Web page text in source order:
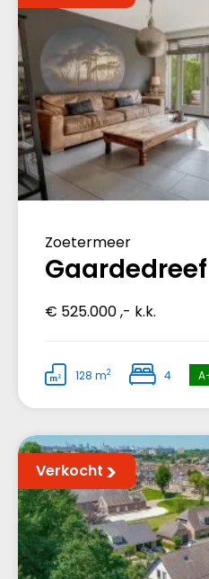
Zoetermeer
€ 525.000 ,- k.k.
128 m2 4
Verkocht